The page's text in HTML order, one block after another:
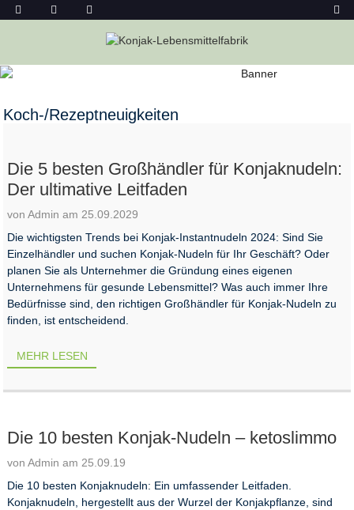
KOCH-/REZEPTNEUIGKEITEN
Koch-/Rezeptneuigkeiten
Die 5 besten Großhändler für Konjaknudeln:
Der ultimative Leitfaden
von Admin am 25.09.2029
Die wichtigsten Trends bei Konjak-Instantnudeln 2024: Sind Sie
Einzelhändler und suchen Konjak-Nudeln für Ihr Geschäft? Oder
planen Sie als Unternehmer die Gründung eines eigenen
Unternehmens für gesunde Lebensmittel? Was auch immer Ihre
Bedürfnisse sind, den richtigen Großhändler für Konjak-Nudeln zu
finden, ist entscheidend.
MEHR LESEN
Die 10 besten Konjak-Nudeln – ketoslimmo
von Admin am 25.09.19
Die 10 besten Konjaknudeln: Ein umfassender Leitfaden.
Konjaknudeln, hergestellt aus der Wurzel der Konjakpflanze, sind